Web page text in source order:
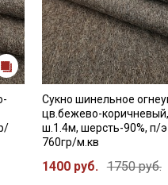
Сукно шинельное
цв.бежево-
ш.1.4м, шерсть-90%, п/
760гр/м.кв
1400 руб. 1750 руб.
Секретная
Купава
Мы публикуем здесь
промокоды и скидки до